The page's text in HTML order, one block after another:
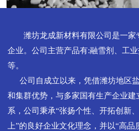
潍坊龙成新材料有限公司是一家
企业。公司主营产品有:融雪剂、工
等。
公司自成立以来，凭借潍坊地区
和集群优势，与多家国有生产企业建
系，公司秉承“张扬个性、开拓创新
上”的良好企业文化理念，并以“高